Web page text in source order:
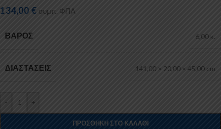
134,00 € συμπ. ΦΠΑ
ΒΆΡΟΣ 6,00 κ.
ΔΙΑΣΤΆΣΕΙΣ 141,00 × 20,00 × 45,00 cm
- +
ΠΡΟΣΘΉΚΗ ΣΤΟ ΚΑΛΆΘΙ